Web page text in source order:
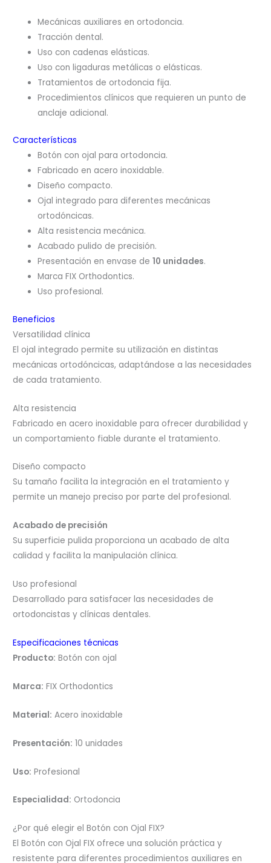
Mecánicas auxiliares en ortodoncia.
Tracción dental.
Uso con cadenas elásticas.
Uso con ligaduras metálicas o elásticas.
Tratamientos de ortodoncia fija.
Procedimientos clínicos que requieren un punto de
anclaje adicional.
Características
Botón con ojal para ortodoncia.
Fabricado en acero inoxidable.
Diseño compacto.
Ojal integrado para diferentes mecánicas
ortodóncicas.
Alta resistencia mecánica.
Acabado pulido de precisión.
Presentación en envase de10 unidades.
Marca FIX Orthodontics.
Uso profesional.
Beneficios
Versatilidad clínica
El ojal integrado permite su utilización en distintas
mecánicas ortodóncicas, adaptándose a las necesidades
de cada tratamiento.
Alta resistencia
Fabricado en acero inoxidable para ofrecer durabilidad y
un comportamiento fiable durante el tratamiento.
Diseño compacto
Su tamaño facilita la integración en el tratamiento y
permite un manejo preciso por parte del profesional.
Acabado de precisión
Su superficie pulida proporciona un acabado de alta
calidad y facilita la manipulación clínica.
Uso profesional
Desarrollado para satisfacer las necesidades de
ortodoncistas y clínicas dentales.
Especificaciones técnicas
Producto: Botón con ojal
Marca: FIX Orthodontics
Material: Acero inoxidable
Presentación: 10 unidades
Uso: Profesional
Especialidad: Ortodoncia
¿Por qué elegir el Botón con Ojal FIX?
El Botón con Ojal FIX ofrece una solución práctica y
resistente para diferentes procedimientos auxiliares en